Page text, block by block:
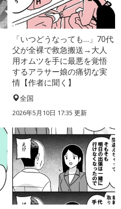
「いつどうなっても…」70代
父が全裸で救急搬送→大人
用オムツを手に最悪を覚悟
するアラサー娘の痛切な実
情【作者に聞く】
全国
2026年5月10日 17:35 更新